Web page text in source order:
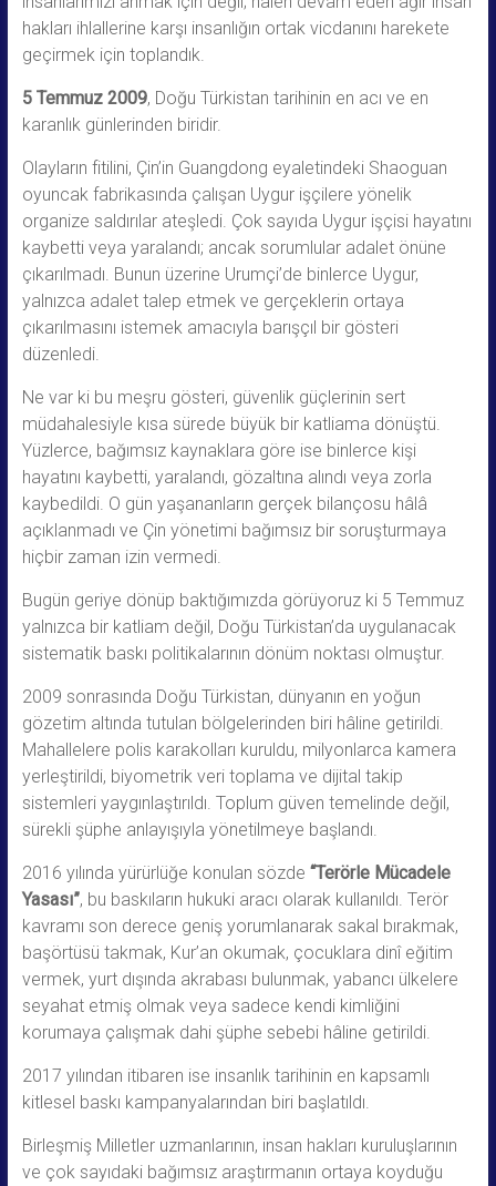
hakları ihlallerine karşı insanlığın ortak vicdanını harekete
geçirmek için toplandık.
5 Temmuz 2009, Doğu Türkistan tarihinin en acı ve en
karanlık günlerinden biridir.
Olayların fitilini, Çin’in Guangdong eyaletindeki Shaoguan
oyuncak fabrikasında çalışan Uygur işçilere yönelik
organize saldırılar ateşledi. Çok sayıda Uygur işçisi hayatını
kaybetti veya yaralandı; ancak sorumlular adalet önüne
çıkarılmadı. Bunun üzerine Urumçi’de binlerce Uygur,
yalnızca adalet talep etmek ve gerçeklerin ortaya
çıkarılmasını istemek amacıyla barışçıl bir gösteri
düzenledi.
Ne var ki bu meşru gösteri, güvenlik güçlerinin sert
müdahalesiyle kısa sürede büyük bir katliama dönüştü.
Yüzlerce, bağımsız kaynaklara göre ise binlerce kişi
hayatını kaybetti, yaralandı, gözaltına alındı veya zorla
kaybedildi. O gün yaşananların gerçek bilançosu hâlâ
açıklanmadı ve Çin yönetimi bağımsız bir soruşturmaya
hiçbir zaman izin vermedi.
Bugün geriye dönüp baktığımızda görüyoruz ki 5 Temmuz
yalnızca bir katliam değil, Doğu Türkistan’da uygulanacak
sistematik baskı politikalarının dönüm noktası olmuştur.
2009 sonrasında Doğu Türkistan, dünyanın en yoğun
gözetim altında tutulan bölgelerinden biri hâline getirildi.
Mahallelere polis karakolları kuruldu, milyonlarca kamera
yerleştirildi, biyometrik veri toplama ve dijital takip
sistemleri yaygınlaştırıldı. Toplum güven temelinde değil,
sürekli şüphe anlayışıyla yönetilmeye başlandı.
2016 yılında yürürlüğe konulan sözde “Terörle Mücadele
Yasası”, bu baskıların hukuki aracı olarak kullanıldı. Terör
kavramı son derece geniş yorumlanarak sakal bırakmak,
başörtüsü takmak, Kur’an okumak, çocuklara dinî eğitim
vermek, yurt dışında akrabası bulunmak, yabancı ülkelere
seyahat etmiş olmak veya sadece kendi kimliğini
korumaya çalışmak dahi şüphe sebebi hâline getirildi.
2017 yılından itibaren ise insanlık tarihinin en kapsamlı
kitlesel baskı kampanyalarından biri başlatıldı.
Birleşmiş Milletler uzmanlarının, insan hakları kuruluşlarının
ve çok sayıdaki bağımsız araştırmanın ortaya koyduğu